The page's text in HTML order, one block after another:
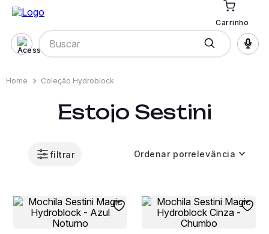
Carrinho
Buscar
Coleção Hydroblock
Estojo Sestini
filtrar Ordenar porrelevância